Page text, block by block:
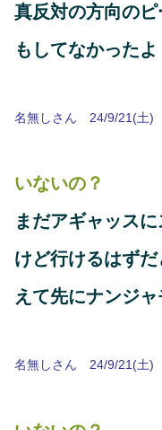
真反対の方向の
もしてなかったよ
名無しさん 24/9/21(土)
いないの？
まだアギャッス
けど行けるはず
えて先にナンジ
名無しさん 24/9/21(土)